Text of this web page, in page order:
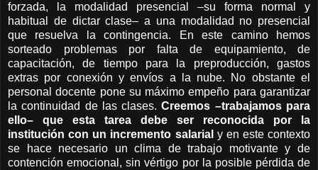
forzada, la modalidad presencial –su forma normal y
habitual de dictar clase– a una modalidad no presencial
que resuelva la contingencia. En este camino hemos
sorteado problemas por falta de equipamiento, de
capacitación, de tiempo para la preproducción, gastos
extras por conexión y envíos a la nube. No obstante el
personal docente pone su máximo empeño para garantizar
la continuidad de las clases.Creemos –trabajamos para
ello– que esta tarea debe ser reconocida por la
institución con un incremento salarial y en este contexto
se hace necesario un clima de trabajo motivante y de
contención emocional, sin vértigo por la posible pérdida de